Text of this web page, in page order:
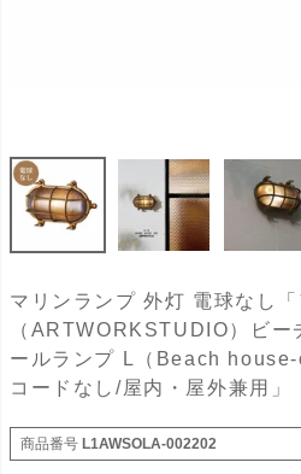
マリンランプ 外灯 電球なし
（ARTWORKSTUDIO）ビー
ールランプ L（Beach
コードなし/屋内・屋外兼用」
商品番号 L1AWSOLA-002202